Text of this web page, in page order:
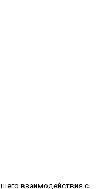
взаимодействия с